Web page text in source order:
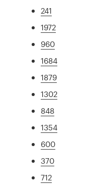
241
1972
960
1684
1879
1302
848
1354
600
370
712